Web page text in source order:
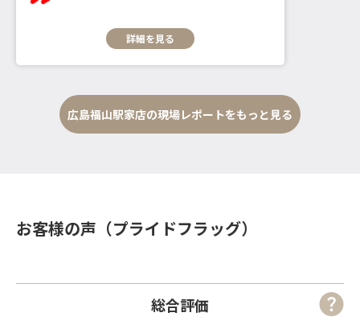
詳細を見る
広島福山駅家店の現場レポートをもっと見る
お客様の声（プライドフラッグ）
総合評価